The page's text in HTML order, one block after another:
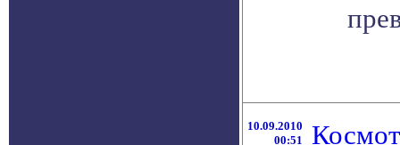
10.09.2010
00:51